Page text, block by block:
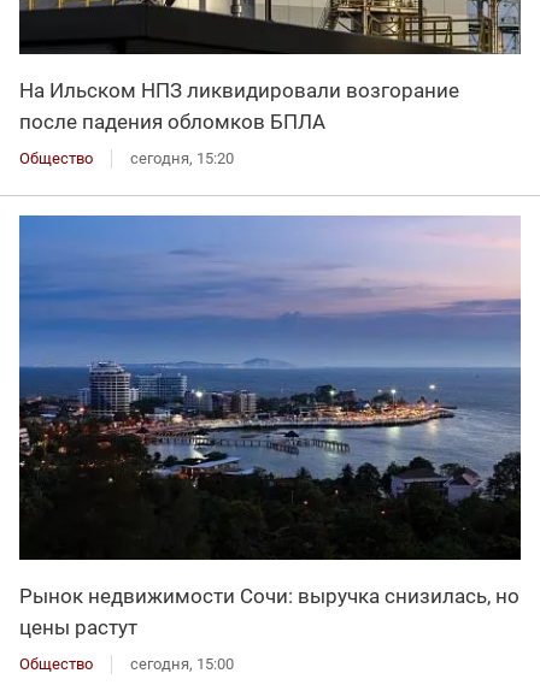
На Ильском НПЗ ликвидировали возгорание
после падения обломков БПЛА
Общество сегодня, 15:20
Рынок недвижимости Сочи: выручка снизилась, но
цены растут
Общество сегодня, 15:00